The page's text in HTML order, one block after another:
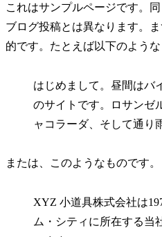
これはサンプルページです。
ブログ投稿とは異なります。
的です。たとえば以下のような
はじめまして。昼間はバ
のサイトです。ロサンゼ
ャコラーダ、そして通り
または、このようなものです。
XYZ 小道具株式会社は
ム・シティに所在する当